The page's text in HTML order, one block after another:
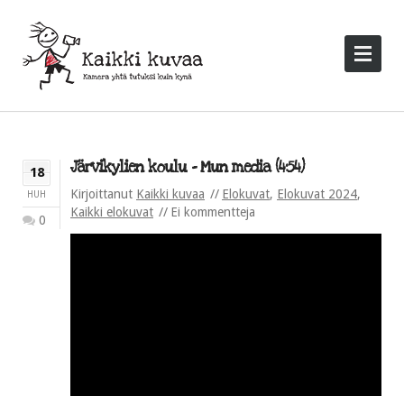
18
HUH
0
Järvikylien koulu – Mun media (4:54)
Kirjoittanut Kaikki kuvaa Elokuvat, Elokuvat 2024,
Kaikki elokuvat
Ei kommentteja